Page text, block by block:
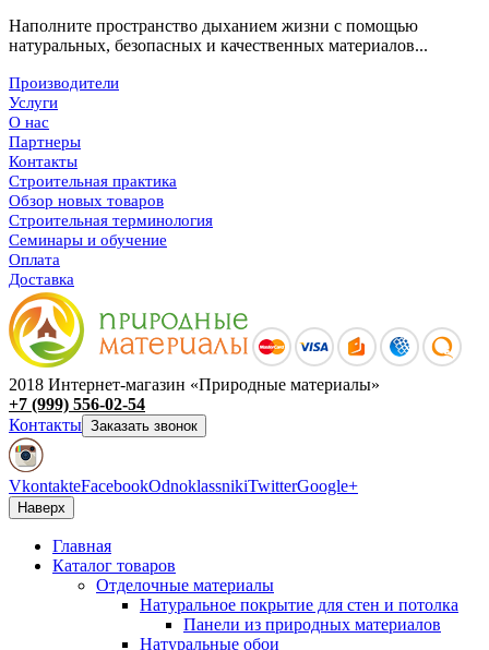
Наполните пространство дыханием жизни с помощью
натуральных, безопасных и качественных материалов...
Производители
Услуги
О нас
Партнеры
Контакты
Строительная практика
Обзор новых товаров
Строительная терминология
Семинары и обучение
Оплата
Доставка
2018 Интернет-магазин «Природные материалы»
+7 (999) 556-02-54
Контакты Заказать звонок
VkontakteFacebookOdnoklassnikiTwitterGoogle+
Наверх
Главная
Каталог товаров
Отделочные материалы
Натуральное покрытие для стен и потолка
Панели из природных материалов
Натуральные обои